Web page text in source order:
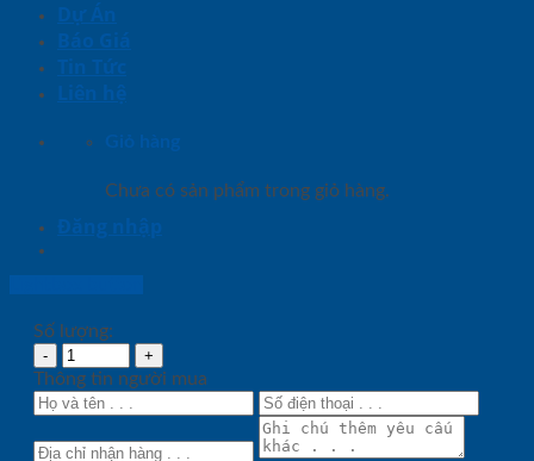
Dự Án
Báo Giá
Tin Tức
Liên hệ
Giỏ hàng
Chưa có sản phẩm trong giỏ hàng.
Đăng nhập
Số lượng:
Thông tin người mua